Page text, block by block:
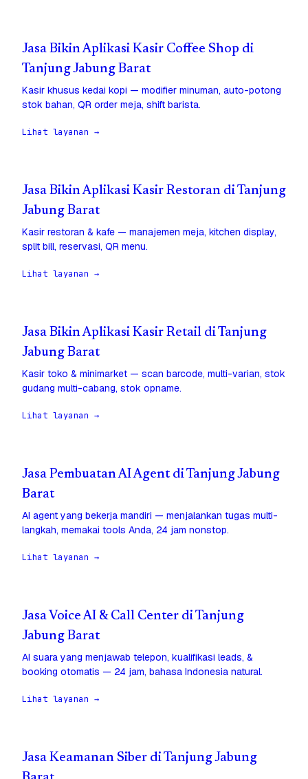
Jasa Bikin Aplikasi Kasir Coffee Shop di
Tanjung Jabung Barat
Kasir khusus kedai kopi — modifier minuman, auto-potong
stok bahan, QR order meja, shift barista.
Lihat layanan →
Jasa Bikin Aplikasi Kasir Restoran di Tanjung
Jabung Barat
Kasir restoran & kafe — manajemen meja, kitchen display,
split bill, reservasi, QR menu.
Lihat layanan →
Jasa Bikin Aplikasi Kasir Retail di Tanjung
Jabung Barat
Kasir toko & minimarket — scan barcode, multi-varian, stok
gudang multi-cabang, stok opname.
Lihat layanan →
Jasa Pembuatan AI Agent di Tanjung Jabung
Barat
AI agent yang bekerja mandiri — menjalankan tugas multi-
langkah, memakai tools Anda, 24 jam nonstop.
Lihat layanan →
Jasa Voice AI & Call Center di Tanjung
Jabung Barat
AI suara yang menjawab telepon, kualifikasi leads, &
booking otomatis — 24 jam, bahasa Indonesia natural.
Lihat layanan →
Jasa Keamanan Siber di Tanjung Jabung